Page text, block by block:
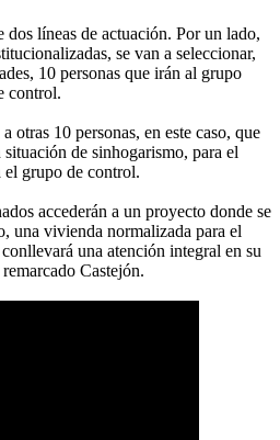
líneas de actuación. Por un lado,
se van a seleccionar,
10 personas que irán al grupo
control.
otras 10 personas, en este caso, que
de sinhogarismo, para el
el grupo de control.
accederán a un proyecto donde se
una vivienda normalizada para el
una atención integral en su
Castejón.